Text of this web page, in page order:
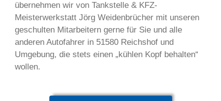
übernehmen wir von Tankstelle & KFZ-
Meisterwerkstatt Jörg Weidenbrücher mit unseren
geschulten Mitarbeitern gerne für Sie und alle
anderen Autofahrer in 51580 Reichshof und
Umgebung, die stets einen „kühlen Kopf behalten“
wollen.